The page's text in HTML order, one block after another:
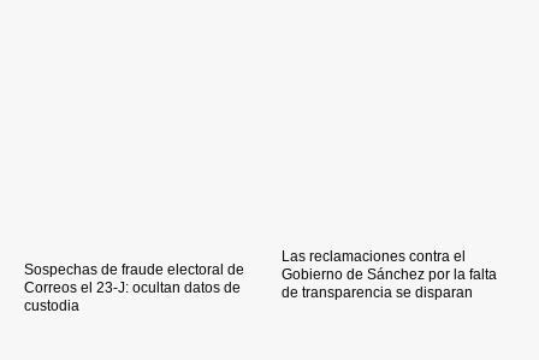
Sospechas de fraude electoral de
Correos el 23-J: ocultan datos de
custodia
Las reclamaciones contra el
Gobierno de Sánchez por la falta
de transparencia se disparan